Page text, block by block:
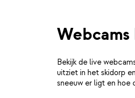
Webcams
Bekijk de live
uitziet in het skidorp
sneeuw er ligt en hoe